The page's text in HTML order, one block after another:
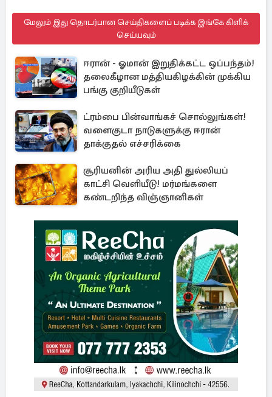
மேலும் இது தொடர்பான செய்திகளைப் படிக்க இங்கே கிளிக்
செய்யவும்
ஈரான் - ஓமான் இறுதிக்கட்ட ஒப்பந்தம்!
தலைகீழான மத்தியகிழக்கின் முக்கிய
பங்கு குறியீடுகள்
ட்ரம்பை பின்வாங்கச் சொல்லுங்கள்!
வளைகுடா நாடுகளுக்கு ஈரான்
தாக்குதல் எச்சரிக்கை
சூரியனின் அரிய அதி துல்லியப்
காட்சி வெளியீடு! மர்மங்களை
கண்டறிந்த விஞ்ஞானிகள்